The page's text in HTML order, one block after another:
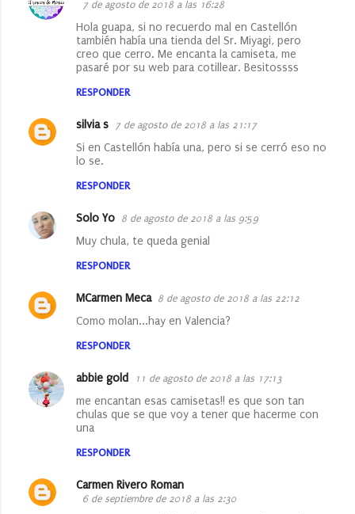
i
7 de agosto de 2018 a las 16:28
Hola guapa, si no recuerdo mal en Castellón
también había una tienda del Sr. Miyagi, pero
creo que cerro. Me encanta la camiseta, me
pasaré por su web para cotillear. Besitossss
RESPONDER
silvia s 7 de agosto de 2018 a las 21:17
Si en Castellón había una, pero si se cerró eso no
lo se.
RESPONDER
Solo Yo 8 de agosto de 2018 a las 9:59
Muy chula, te queda genial
RESPONDER
MCarmen Meca 8 de agosto de 2018 a las 22:12
Como molan...hay en Valencia?
RESPONDER
abbie gold 11 de agosto de 2018 a las 17:13
me encantan esas camisetas!! es que son tan
chulas que se que voy a tener que hacerme con
una
RESPONDER
Carmen Rivero Roman
6 de septiembre de 2018 a las 2:30